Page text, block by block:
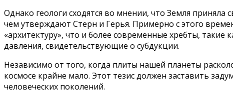
Однако геологи сходятся во мнении, что Земля
чем утверждают Стерн и Герья. Примерно с этого
«архитектуру», что и более современные хребты,
давления, свидетельствующие о субдукции.
Независимо от того, когда плиты нашей планеты
космосе крайне мало. Этот тезис должен заставить
человеческих поколений.